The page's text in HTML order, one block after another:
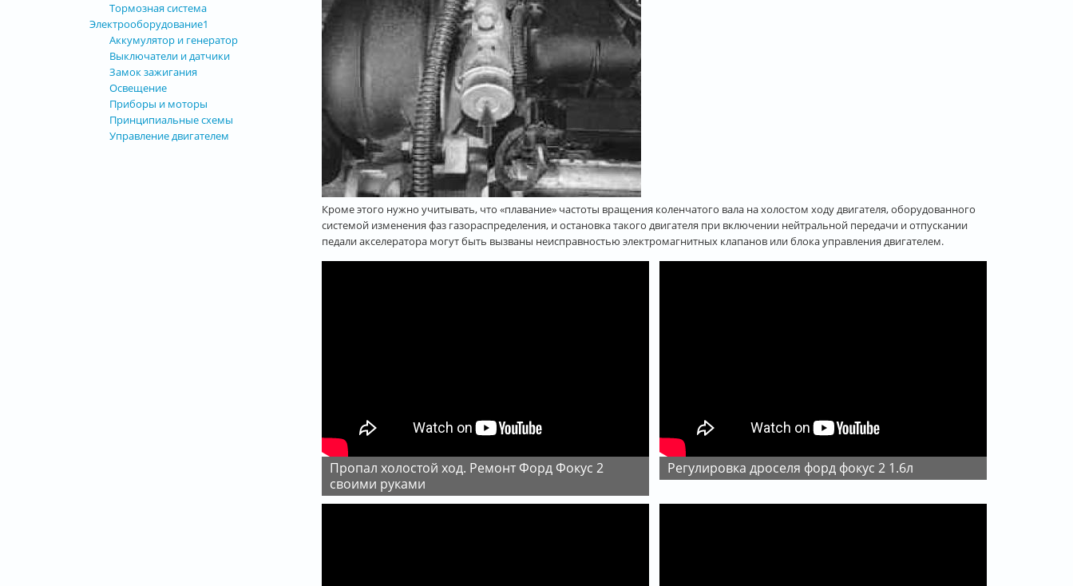
Кроме этого нужно учитывать, что «плавание» частоты вращения коленчатого вала на холостом ходу двигателя, оборудованного
системой изменения фаз газораспределения, и остановка такого двигателя при включении нейтральной передачи и отпускании
педали акселератора могут быть вызваны неисправностью электромагнитных клапанов или блока управления двигателем.
Пропал холостой ход. Ремонт Форд Фокус 2
своими руками
Регулировка дроселя форд фокус 2 1.6л
Тормозная система
Электрооборудование1
Аккумулятор и генератор
Выключатели и датчики
Замок зажигания
Освещение
Приборы и моторы
Принципиальные схемы
Управление двигателем